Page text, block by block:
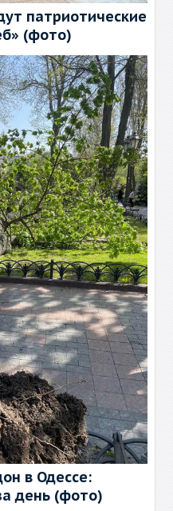
патриотические
(фото)
в Одессе:
день (фото)